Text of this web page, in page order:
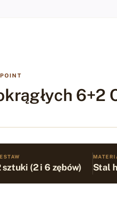
6+2
sztuki (2 i 6 zębów) Stal